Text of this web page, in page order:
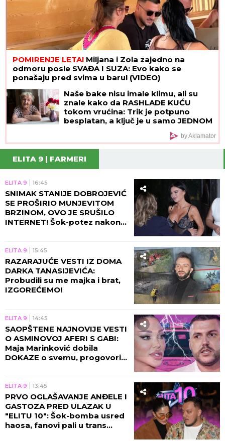
POMIRENJE LETA! Miljana i Zola zajedno na
odmoru posle SVAĐA I SUZA: Evo kako se
ponašaju pred svima u baru! (VIDEO)
Naše bake nisu imale klimu, ali su
znale kako da RASHLADE KUĆU
tokom vrućina: Trik je potpuno
besplatan, a ključ je u samo JEDNOM
by Aklamator
ELITA 9 | FARMERI
ELITA 9 16:45
SNIMAK STANIJE DOBROJEVIĆ
SE PROŠIRIO MUNJEVITOM
BRZINOM, OVO JE SRUŠILO
INTERNET! Šok-potez nakon
ELITA 9 15:45
RAZARAJUĆE VESTI IZ DOMA
DARKA TANASIJEVIĆA:
Probudili su me majka i brat,
IZGOREĆEMO!
ELITA 9 14:45
SAOPŠTENE NAJNOVIJE VESTI
O ASMINOVOJ AFERI S GABI:
Maja Marinković dobila
DOKAZE o svemu, progovorila
ELITA 9 13:45
PRVO OGLAŠAVANJE ANĐELE I
GASTOZA PRED ULAZAK U
"ELITU 10": Šok-bomba usred
haosa, fanovi pali u trans